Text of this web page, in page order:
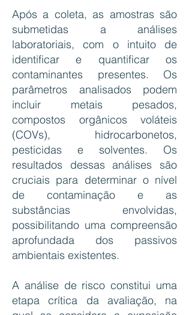
Após a coleta, as amostras são
submetidas a análises
laboratoriais, com o intuito de
identificar e quantificar os
contaminantes presentes. Os
parâmetros analisados podem
incluir metais pesados,
compostos orgânicos voláteis
(COVs), hidrocarbonetos,
pesticidas e solventes. Os
resultados dessas análises são
cruciais para determinar o nível
de contaminação e as
substâncias envolvidas,
possibilitando uma compreensão
aprofundada dos passivos
ambientais existentes.
A análise de risco constitui uma
etapa crítica da avaliação, na